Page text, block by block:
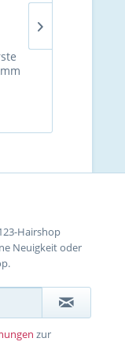
Hairshop
Neuigkeit oder
zur